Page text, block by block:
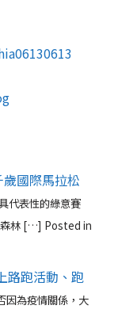
國際馬拉松
代表性的綠意賽
森林 […] Posted in
路跑活動、跑
因為疫情關係，大